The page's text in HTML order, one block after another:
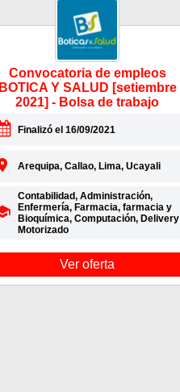
Convocatoria de empleos
BOTICA Y SALUD [setiembre
2021] - Bolsa de trabajo
Finalizó el 16/09/2021
Arequipa, Callao, Lima, Ucayali
Contabilidad, Administración,
Enfermería, Farmacia, farmacia y
Bioquímica, Computación, Delivery
Motorizado
Ver oferta